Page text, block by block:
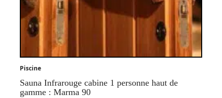
Piscine
Sauna Infrarouge cabine 1 personne haut de
gamme : Marma 90